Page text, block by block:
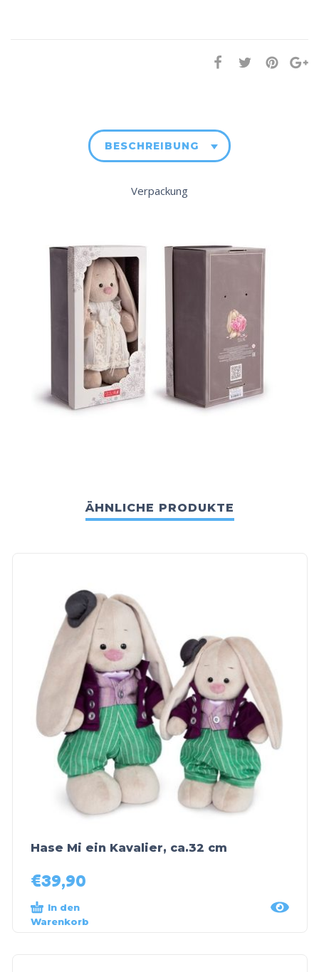
BESCHREIBUNG
Verpackung
ÄHNLICHE PRODUKTE
Hase Mi ein Kavalier, ca.32 cm
€39,90
In den
Warenkorb